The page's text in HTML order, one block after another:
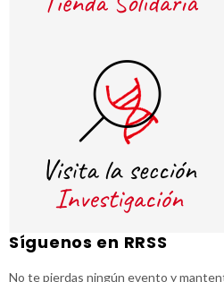
Síguenos en RRSS
No te pierdas ningún evento y